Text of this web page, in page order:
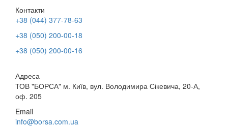
Контакти
+38 (044) 377-78-63
+38 (050) 200-00-18
+38 (050) 200-00-16
Адреса
ТОВ "БОРСА" м. Київ, вул. Володимира Сікевича, 20-А,
оф. 205
Email
info@borsa.com.ua